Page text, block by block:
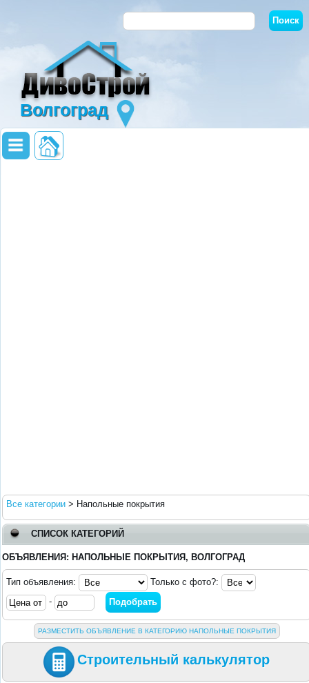
Волгоград
Все категории > Напольные покрытия
СПИСОК КАТЕГОРИЙ
ОБЪЯВЛЕНИЯ: НАПОЛЬНЫЕ ПОКРЫТИЯ, ВОЛГОГРАД
Тип объявления:
Только с фото?:
-
РАЗМЕСТИТЬ ОБЪЯВЛЕНИЕ В КАТЕГОРИЮ НАПОЛЬНЫЕ ПОКРЫТИЯ
Строительный калькулятор